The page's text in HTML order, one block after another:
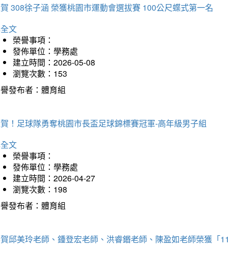
308徐子涵 榮獲桃園市運動會選拔賽 100公尺蝶式第一名
文
榮譽事項：
發佈單位：學務處
建立時間：2026-05-08
瀏覽次數：153
發布者：體育組
！足球隊勇奪桃園市長盃足球錦標賽冠軍-高年級男子組
文
榮譽事項：
發佈單位：學務處
建立時間：2026-04-27
瀏覽次數：198
發布者：體育組
邱美玲老師、鍾登宏老師、洪睿鍲老師、陳盈如老師榮獲「